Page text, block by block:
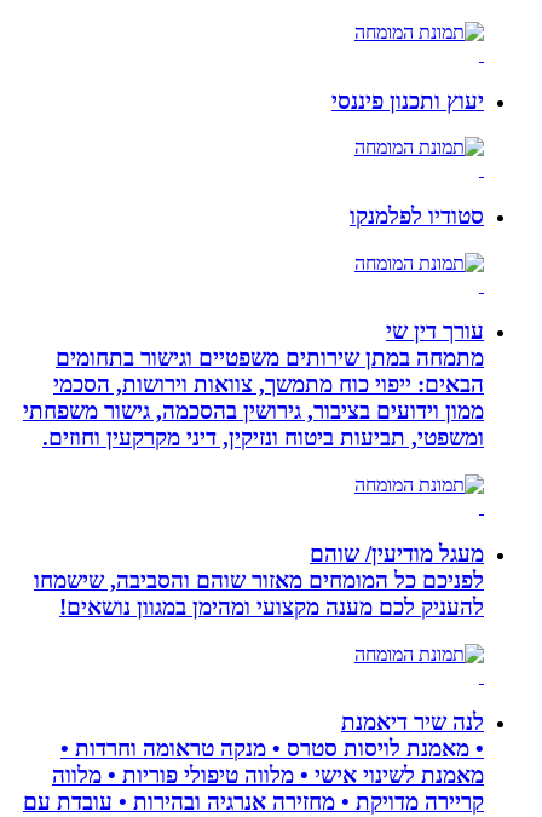
יעוץ ותכנון פיננסי
סטודיו לפלמנקו
עורך דין שי
מתמחה במתן שירותים משפטיים וגישור בתחומים
הבאים: ייפוי כוח מתמשך, צוואות וירושות, הסכמי
ממון וידועים בציבור, גירושין בהסכמה, גישור משפחתי
ומשפטי, תביעות ביטוח ונזיקין, דיני מקרקעין וחוזים.
מעגל מודיעין/ שוהם
לפניכם כל המומחים מאזור שוהם והסביבה, שישמחו
להעניק לכם מענה מקצועי ומהימן במגוון נושאים!
לנה שיר דיאמנת
• מאמנת לויסות סטרס • מנקה טראומה וחרדות •
מאמנת לשינוי אישי • מלווה טיפולי פוריות • מלווה
קריירה מדויקת • מחזירה אנרגיה ובהירות • עובדת עם